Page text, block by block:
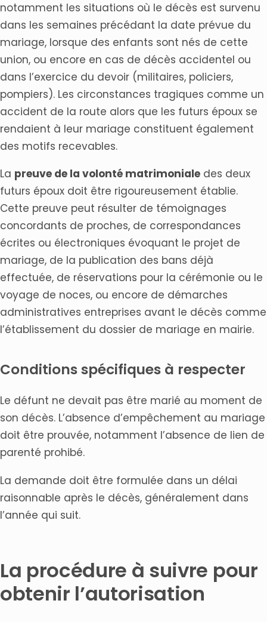
notamment les situations où le décès est survenu
dans les semaines précédant la date prévue du
mariage, lorsque des enfants sont nés de cette
union, ou encore en cas de décès accidentel ou
dans l’exercice du devoir (militaires, policiers,
pompiers). Les circonstances tragiques comme un
accident de la route alors que les futurs époux se
rendaient à leur mariage constituent également
des motifs recevables.
La preuve de la volonté matrimoniale des deux
futurs époux doit être rigoureusement établie.
Cette preuve peut résulter de témoignages
concordants de proches, de correspondances
écrites ou électroniques évoquant le projet de
mariage, de la publication des bans déjà
effectuée, de réservations pour la cérémonie ou le
voyage de noces, ou encore de démarches
administratives entreprises avant le décès comme
l’établissement du dossier de mariage en mairie.
Conditions spécifiques à respecter
Le défunt ne devait pas être marié au moment de
son décès. L’absence d’empêchement au mariage
doit être prouvée, notamment l’absence de lien de
parenté prohibé.
La demande doit être formulée dans un délai
raisonnable après le décès, généralement dans
l’année qui suit.
La procédure à suivre pour
obtenir l’autorisation